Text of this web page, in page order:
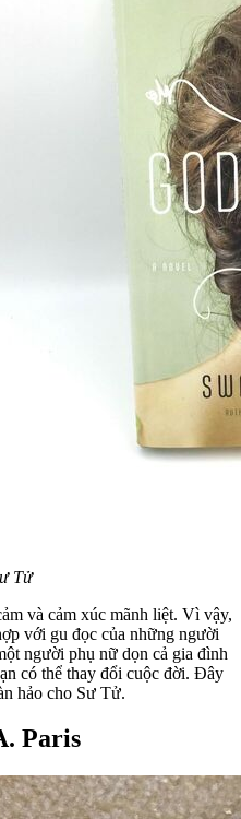
Tử
và cảm xúc mãnh liệt. Vì vậy,
với gu đọc của những người
người phụ nữ dọn cả gia đình
có thể thay đổi cuộc đời. Đây
hảo cho Sư Tử.
Paris